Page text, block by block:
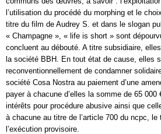
l’utilisation du procédé du morphing et le
titre du film de Audrey S. et dans le slogan
« Champagne », « life is short » sont
concluent au débouté. A titre subsidiaire,
la société BBH. En tout état de cause, elles
reconventionnellement de condamner
société Cosa Nostra au paiement d’une
payer à chacune d’elles la somme de 65
intérêts pour procédure abusive ainsi que
à chacune au titre de l’article 700 du ncpc,
l’exécution provisoire.